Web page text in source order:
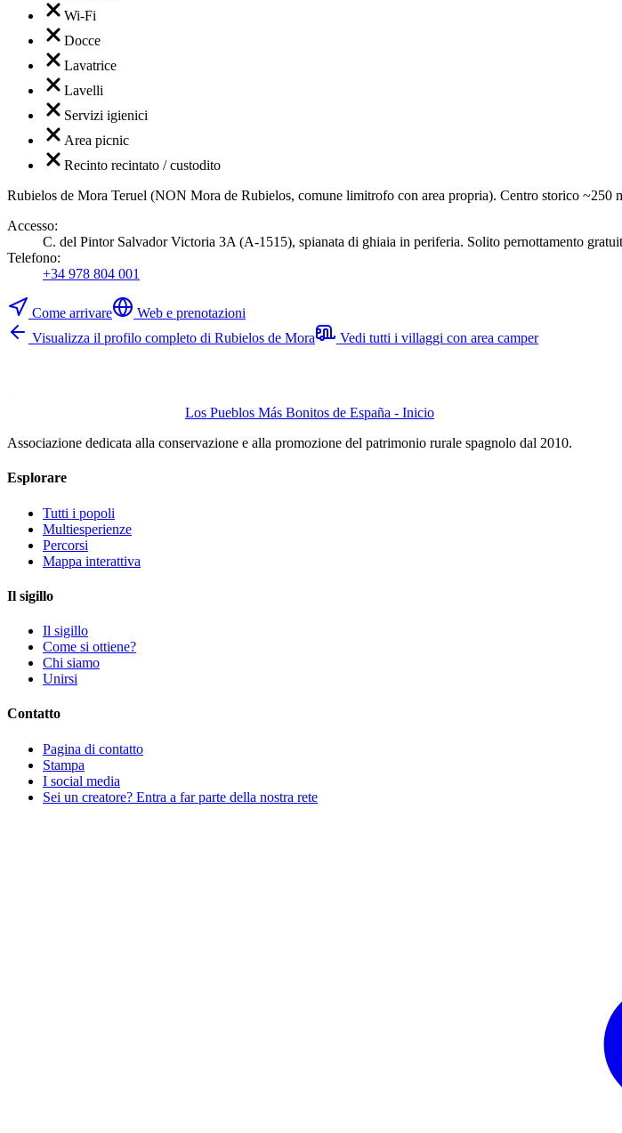
Wi-Fi
Docce
Lavatrice
Lavelli
Servizi igienici
Area picnic
Recinto recintato / custodito
Rubielos de Mora Teruel (NON Mora de Rubielos, comune limitrofo con area propria). Centro storico ~250
Accesso:
C. del Pintor Salvador Victoria 3A (A-1515), spianata di ghiaia in periferia. Solito pernottamento
Telefono:
+34 978 804 001
Come arrivare
Web e prenotazioni
Visualizza il profilo completo di Rubielos de Mora
Vedi tutti i villaggi con area camper
Los Pueblos Más Bonitos de España - Inicio
Associazione dedicata alla conservazione e alla promozione del patrimonio rurale spagnolo dal 2010.
Esplorare
Tutti i popoli
Multiesperienze
Percorsi
Mappa interattiva
Il sigillo
Il sigillo
Come si ottiene?
Chi siamo
Unirsi
Contatto
Pagina di contatto
Stampa
I social media
Sei un creatore? Entra a far parte della nostra rete